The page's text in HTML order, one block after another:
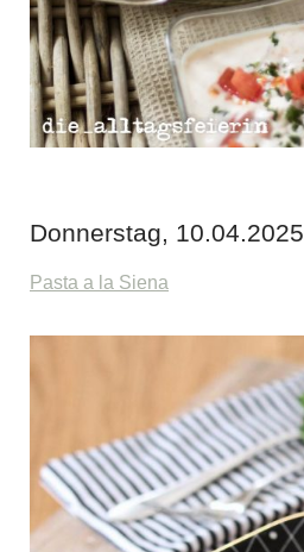
Donnerstag, 10.04.2025
Pasta a la Siena